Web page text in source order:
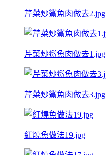
芹菜炒鯊魚肉做去2.jpg
芹菜炒鯊魚肉做去1.jpg
芹菜炒鯊魚肉做去3.jpg
紅燒魚做法19.jpg